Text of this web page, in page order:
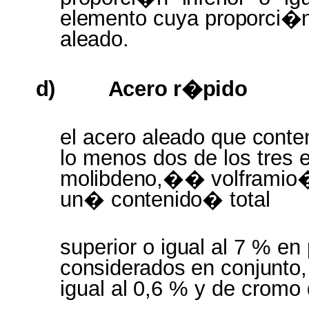
elemento cuya
aleado.
d) Acero r�pido
el acero aleado que
lo menos dos de los tres
molibdeno,��
un� contenido� total
superior o igual al 7 %
considerados en
igual al 0,6 % y de cromo